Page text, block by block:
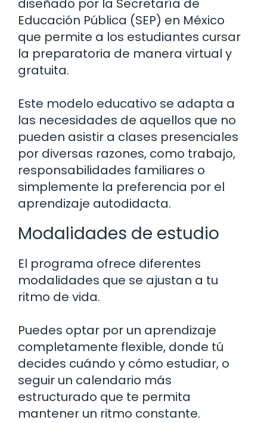
diseñado por la Secretaría de
Educación Pública (SEP) en México
que permite a los estudiantes cursar
la preparatoria de manera virtual y
gratuita.
Este modelo educativo se adapta a
las necesidades de aquellos que no
pueden asistir a clases presenciales
por diversas razones, como trabajo,
responsabilidades familiares o
simplemente la preferencia por el
aprendizaje autodidacta.
Modalidades de estudio
El programa ofrece diferentes
modalidades que se ajustan a tu
ritmo de vida.
Puedes optar por un aprendizaje
completamente flexible, donde tú
decides cuándo y cómo estudiar, o
seguir un calendario más
estructurado que te permita
mantener un ritmo constante.